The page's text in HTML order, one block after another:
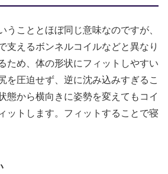
うこととほぼ同じ意味なのですが、
支えるボンネルコイルなどと異なり
ため、体の形状にフィットしやすい
を圧迫せず、逆に沈み込みすぎるこ
態から横向きに姿勢を変えてもコイ
ットします。フィットすることで寝